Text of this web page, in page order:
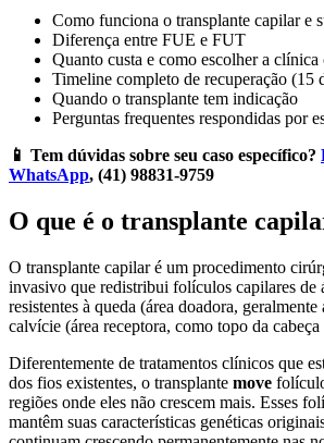
Como funciona o transplante capilar e
Diferença entre FUE e FUT
Quanto custa e como escolher a clínica
Timeline completo de recuperação (15
Quando o transplante tem indicação
Perguntas frequentes respondidas por
📱 Tem dúvidas sobre seu caso específico?
WhatsApp, (41) 98831-9759
O que é o transplante
O transplante capilar é um procedimento
invasivo que redistribui folículos capilares de
resistentes à queda (área doadora,
calvície (área receptora, como topo da
Diferentemente de tratamentos clínicos que
dos fios existentes, o transplante move
regiões onde eles não crescem mais. Esses
mantêm suas características genéticas